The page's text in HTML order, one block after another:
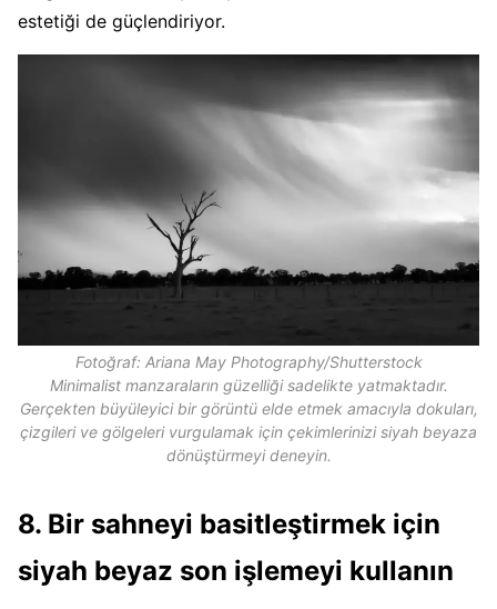
estetiği de güçlendiriyor.
Fotoğraf: Ariana May Photography/Shutterstock
Minimalist manzaraların güzelliği sadelikte yatmaktadır.
Gerçekten büyüleyici bir görüntü elde etmek amacıyla dokuları,
çizgileri ve gölgeleri vurgulamak için çekimlerinizi siyah beyaza
dönüştürmeyi deneyin.
8. Bir sahneyi basitleştirmek için
siyah beyaz son işlemeyi kullanın